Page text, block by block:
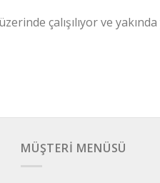
çalışılıyor ve
MÜŞTERI MENÜSÜ